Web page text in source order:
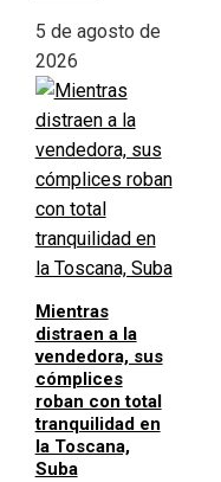
5 de agosto de
2026
Mientras
distraen a la
vendedora, sus
cómplices
roban con total
tranquilidad en
la Toscana,
Suba